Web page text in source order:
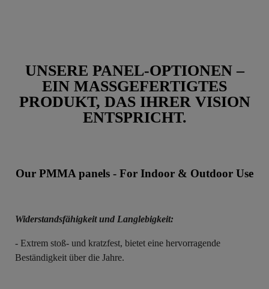
UNSERE PANEL-OPTIONEN –
EIN MASSGEFERTIGTES
PRODUKT, DAS IHRER VISION
ENTSPRICHT.
Our PMMA panels - For Indoor & Outdoor Use
Widerstandsfähigkeit und Langlebigkeit:
- Extrem stoß- und kratzfest, bietet eine hervorragende
Beständigkeit über die Jahre.